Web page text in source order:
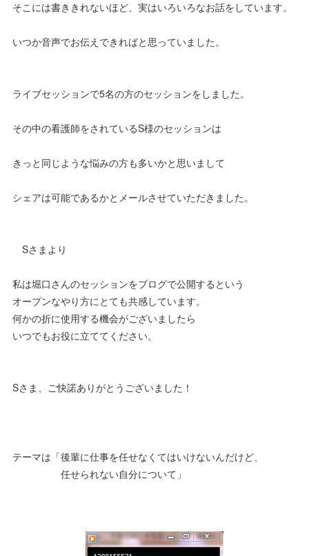
そこには書ききれないほど、実はいろいろなお話をしています。
いつか音声でお伝えできればと思っていました。
ライブセッションで5名の方のセッションをしました。
その中の看護師をされているS様のセッションは
きっと同じような悩みの方も多いかと思いまして
シェアは可能であるかとメールさせていただきました。
Sさまより
私は堀口さんのセッションをブログで公開するという
オープンなやり方にとても共感しています。
何かの折に使用する機会がございましたら
いつでもお役に立ててください。
Sさま、ご快諾ありがとうございました！
テーマは「後輩に仕事を任せなくてはいけないんだけど、
任せられない自分について」